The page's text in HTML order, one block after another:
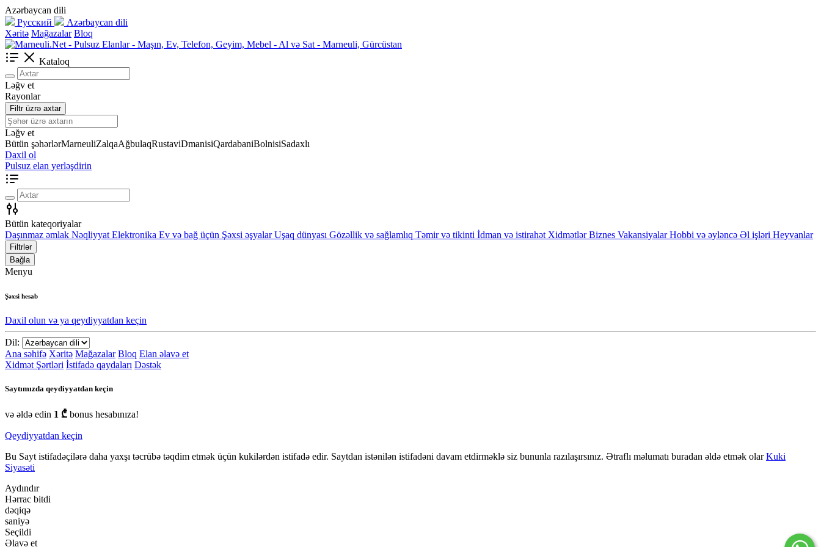
Azərbaycan dili
Русский
Azərbaycan dili
Xəritə Mağazalar Bloq
Kataloq
Ləğv et
Rayonlar
Filtr üzrə axtar
Ləğv et
Bütün şəhərlərMarneuliZalqaAğbulaqRustaviDmanisiQardabaniBolnisiSadaxlı
Daxil ol
Pulsuz elan yerləşdirin
Bütün kateqoriyalar
Daşınmaz əmlak Nəqliyyat Elektronika Ev və bağ üçün Şəxsi əşyalar Uşaq dünyası Gözəllik və sağlamlıq Təmir və tikinti İdman və istirahət Xidmətlər Biznes Vakansiyalar Hobbi və əyləncə Əl işləri Heyvanlar
Filtrlər
Bağla
Menyu
Şəxsi hesab
Daxil olun və ya qeydiyyatdan keçin
Dil:
Ana səhifə Xəritə Mağazalar Bloq Elan əlavə et
Xidmət Şərtləri İstifadə qaydaları Dəstək
Saytımızda qeydiyyatdan keçin
və əldə edin 1 ₾ bonus hesabınıza!
Qeydiyyatdan keçin
Bu Sayt istifadəçilərə daha yaxşı təcrübə təqdim etmək üçün kukilərdən istifadə edir. Saytdan istənilən istifadəni davam etdirməklə siz bununla razılaşırsınız. Ətraflı məlumatı buradan əldə etmək olarKuki
Siyasəti
Aydındır
Hərrac bitdi
dəqiqə
saniyə
Seçildi
Əlavə et